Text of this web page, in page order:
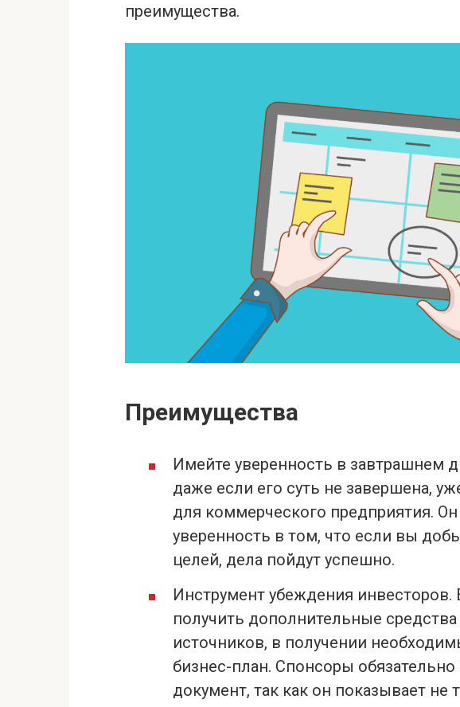
преимущества.
Преимущества
Имейте уверенность в завтрашнем
даже если его суть не завершена,
для коммерческого предприятия.
уверенность в том, что если вы
целей, дела пойдут успешно.
Инструмент убеждения
получить дополнительные
источников, в получении
бизнес-план. Спонсоры обязательно
документ, так как он показывает не